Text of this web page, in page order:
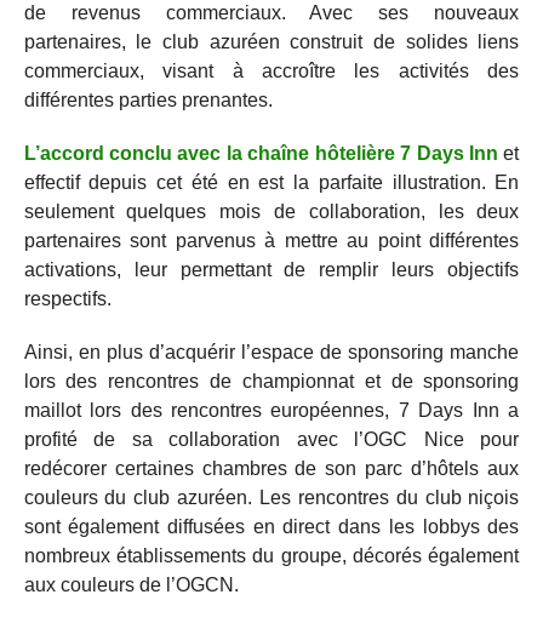
de revenus commerciaux. Avec ses nouveaux
partenaires, le club azuréen construit de solides liens
commerciaux, visant à accroître les activités des
différentes parties prenantes.
L’accord conclu avec la chaîne hôtelière 7 Days Inn et
effectif depuis cet été en est la parfaite illustration. En
seulement quelques mois de collaboration, les deux
partenaires sont parvenus à mettre au point différentes
activations, leur permettant de remplir leurs objectifs
respectifs.
Ainsi, en plus d’acquérir l’espace de sponsoring manche
lors des rencontres de championnat et de sponsoring
maillot lors des rencontres européennes, 7 Days Inn a
profité de sa collaboration avec l’OGC Nice pour
redécorer certaines chambres de son parc d’hôtels aux
couleurs du club azuréen. Les rencontres du club niçois
sont également diffusées en direct dans les lobbys des
nombreux établissements du groupe, décorés également
aux couleurs de l’OGCN.